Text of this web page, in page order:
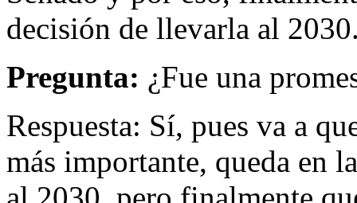
decisión de llevarla al
Pregunta: ¿Fue una
Respuesta: Sí, pues va a
más importante, queda en